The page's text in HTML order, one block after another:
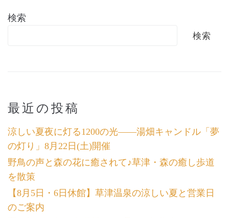
検索
検索
最近の投稿
涼しい夏夜に灯る1200の光――湯畑キャンドル「夢
の灯り」8月22日(土)開催
野鳥の声と森の花に癒されて♪草津・森の癒し歩道
を散策
【8月5日・6日休館】草津温泉の涼しい夏と営業日
のご案内